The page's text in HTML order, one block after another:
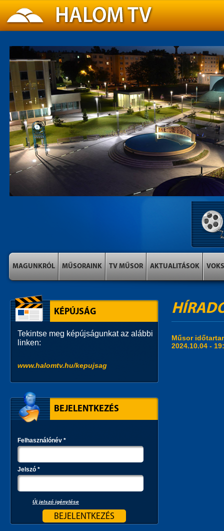
MAGUNKRÓL MŰSORAINK TV MŰSOR AKTUALITÁSOK VOKS
Műsor
2024.10.04 -
KÉPÚJSÁG
Tekintse meg képújságunkat az alábbi
linken:
www.halomtv.hu/kepujsag
BEJELENTKEZÉS
Felhasználónév *
Jelszó *
Új jelszó igénylése